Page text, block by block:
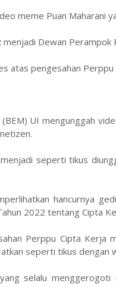
meme Puan Maharani
Dewan Perampok
atas pengesahan
UI mengunggah
seperti tikus
hancurnya
2022 tentang Cipta
Perppu Cipta Kerja
seperti tikus dengan
selalu